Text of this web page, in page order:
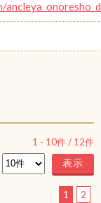
1 - 10件 / 12件
1 2